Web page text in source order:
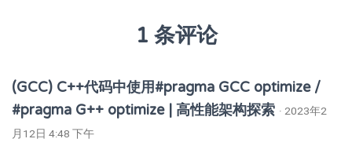
1 条评论
(GCC) C++代码中使用#pragma GCC optimize /
#pragma G++ optimize | 高性能架构探索 · 2023年2
月12日 4:48 下午